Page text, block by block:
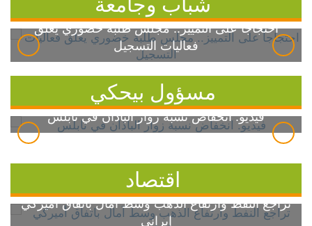
احتجاجاً على التمييز.. مجلس طلبة خضوري يعلق
فعاليات التسجيل
مسؤول بيحكي
فيديو: انخفاض نسبة زوار الباذان في نابلس
اقتصاد
تراجع النفط وارتفاع الذهب وسط آمال باتفاق أميركي
إيراني